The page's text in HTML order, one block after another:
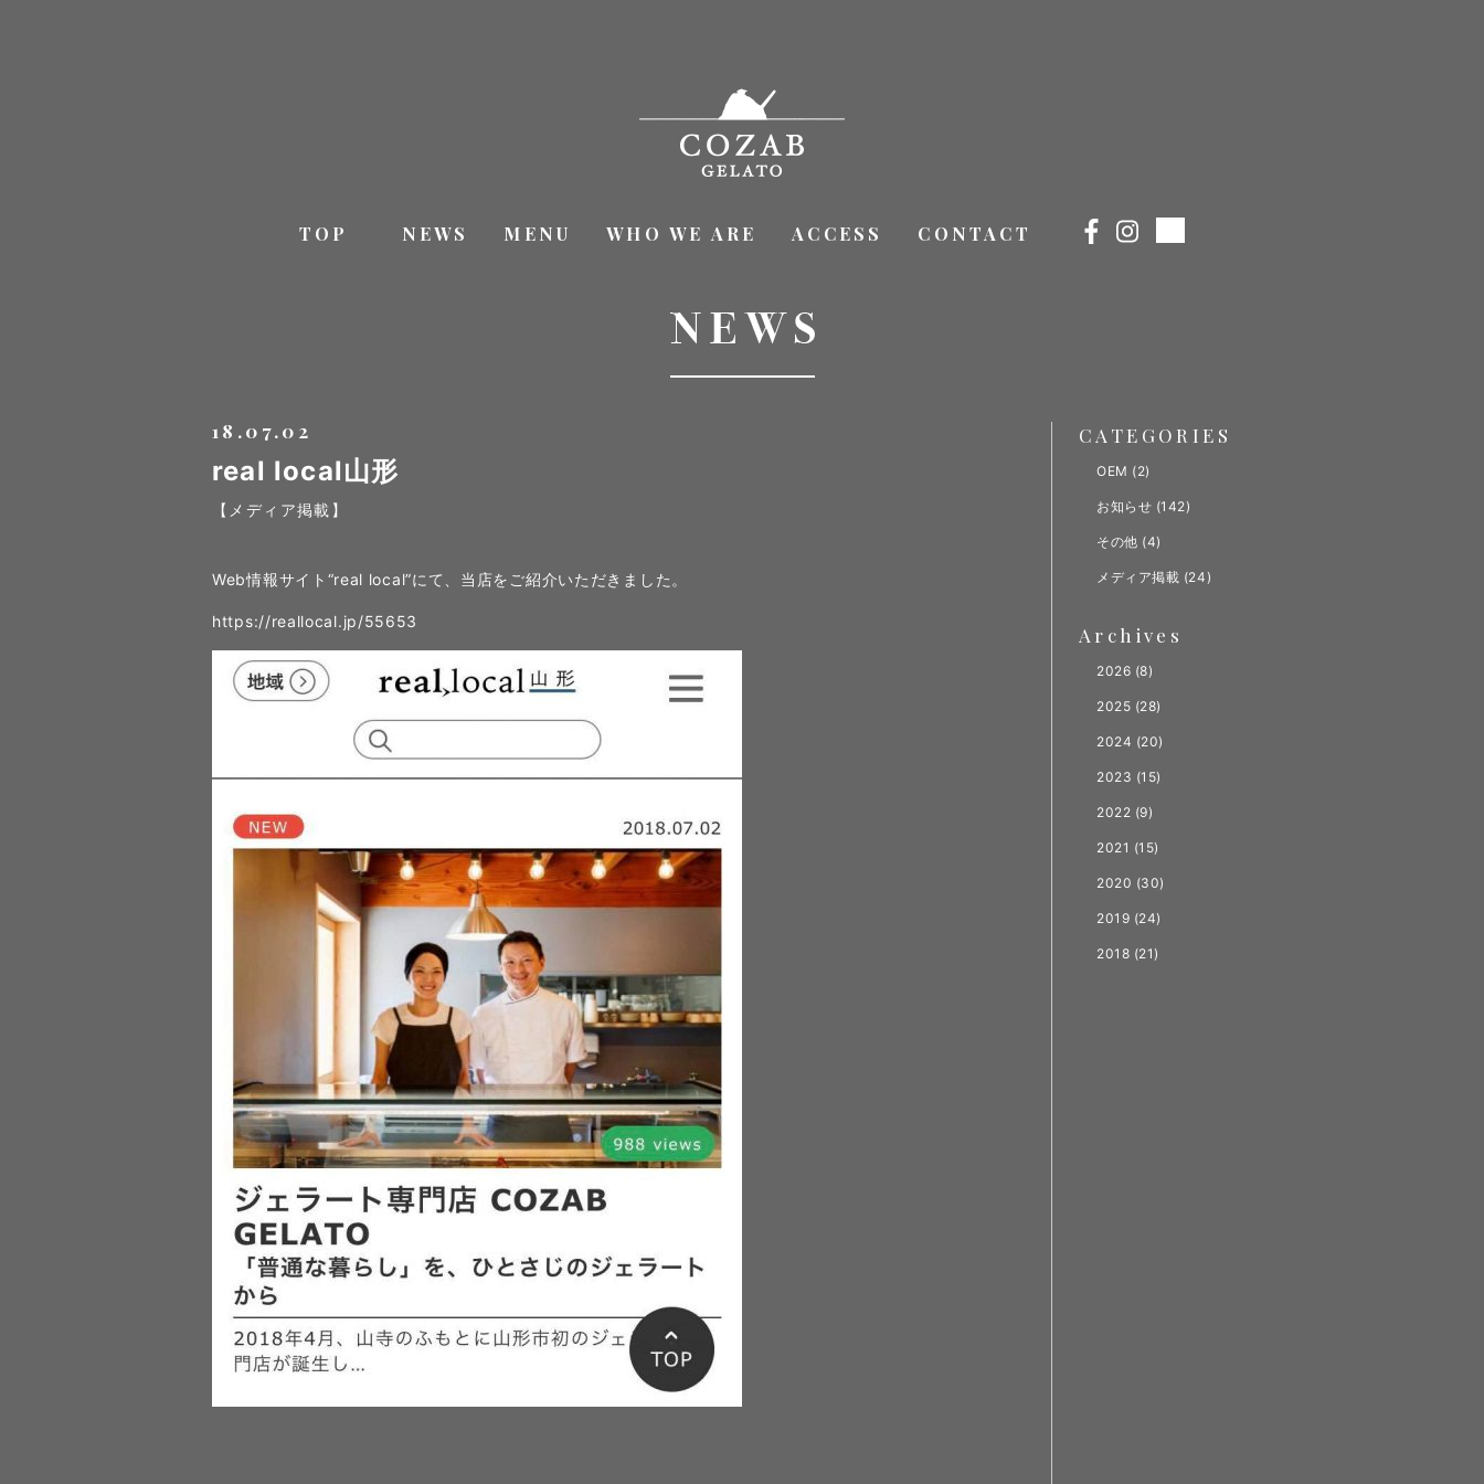
TOP NEWS MENU WHO WE ARE ACCESS CONTACT
18.07.02
real local山形
【メディア掲載】
Web情報サイト“real local”にて、当店をご紹介いただきました。
https://reallocal.jp/55653
CATEGORIES
OEM (2)
お知らせ (142)
その他 (4)
メディア掲載 (24)
Archives
2026 (8)
2025 (28)
2024 (20)
2023 (15)
2022 (9)
2021 (15)
2020 (30)
2019 (24)
2018 (21)